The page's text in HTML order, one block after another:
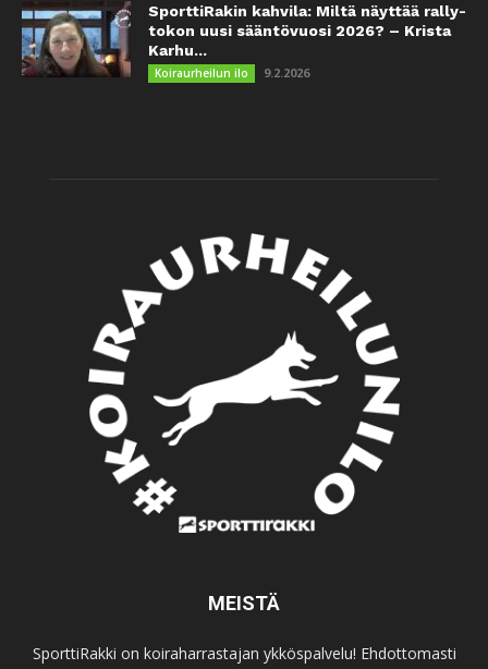
SporttiRakin kahvila: Miltä näyttää rally-
tokon uusi sääntövuosi 2026? – Krista
Karhu...
Koiraurheilun ilo 9.2.2026
MEISTÄ
SporttiRakki on koiraharrastajan ykköspalvelu! Ehdottomasti